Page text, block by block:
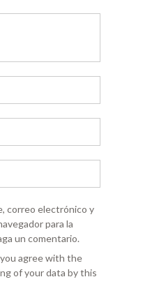
correo electrónico y
para la
un comentario.
agree with the
of your data by this